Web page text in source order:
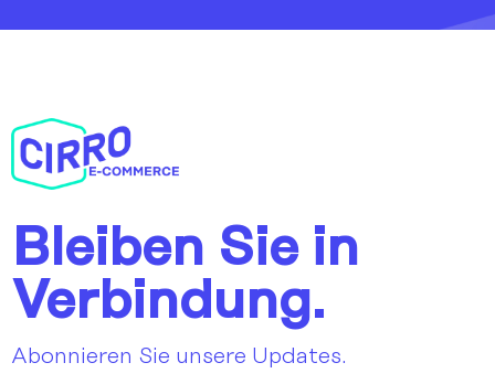
Bleiben Sie in
Verbindung.
Abonnieren Sie unsere Updates.